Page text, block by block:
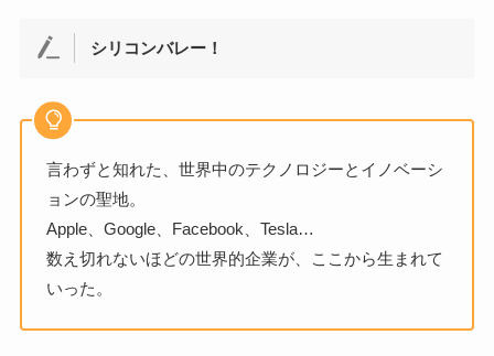
シリコンバレー！
言わずと知れた、世界中のテクノロジーとイノベーシ
ョンの聖地。
Apple、Google、Facebook、Tesla…
数え切れないほどの世界的企業が、ここから生まれて
いった。